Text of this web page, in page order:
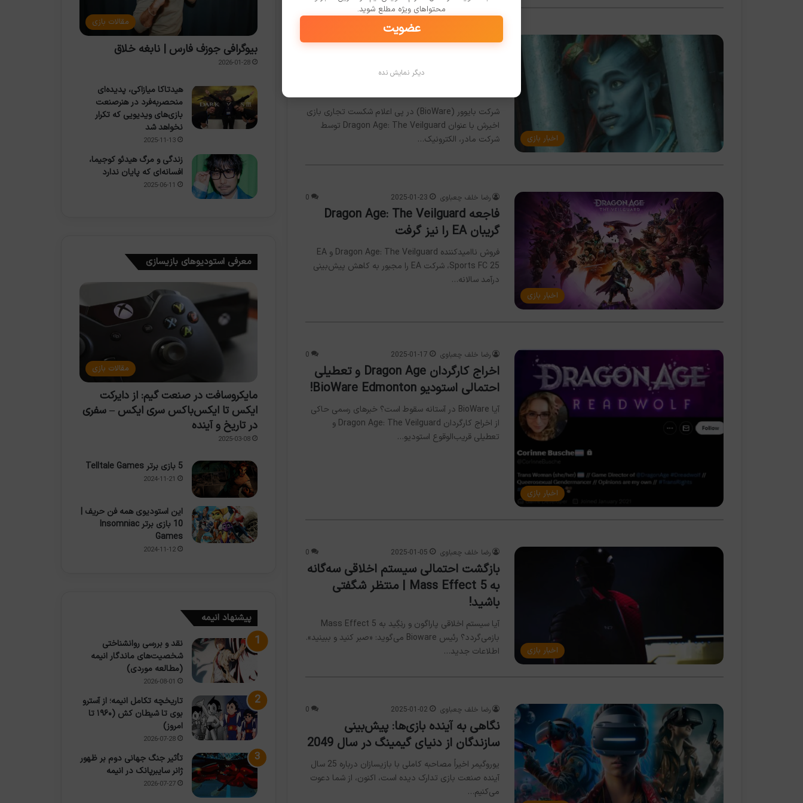
اخبار بازی
رضا خلف چعباوی 2025-01-30
0
Age: The Veilguard تعدیل نیرو و
شرکت بایوور (BioWare) در پی اعلام شکست تجاری بازی
اخیرش با عنوان Dragon Age: The Veilguard توسط
شرکت مادر، الکترونیک…
اخبار بازی
رضا خلف چعباوی 2025-01-23
0
فاجعه Dragon Age: The Veilguard
گریبان EA را نیز گرفت
فروش ناامیدکننده Dragon Age: The Veilguard و EA
Sports FC 25، شرکت EA را مجبور به کاهش پیش‌بینی
درآمد سالانه…
اخبار بازی
رضا خلف چعباوی 2025-01-17
0
اخراج کارگردان Dragon Age و تعطیلی
احتمالی استودیو BioWare Edmonton!
آیا BioWare در آستانه سقوط است؟ خبرهای رسمی حاکی
از اخراج کارگردان Dragon Age: The Veilguard و
تعطیلی قریب‌الوقوع استودیو…
اخبار بازی
رضا خلف چعباوی 2025-01-05
0
بازگشت احتمالی سیستم اخلاقی سه‌گانه
به Mass Effect 5 | منتظر شگفتی
باشید!
آیا سیستم اخلاقی پاراگون و رنِگِید به Mass Effect 5
بازمی‌گردد؟ رئیس Bioware می‌گوید: «صبر کنید و ببینید».
اطلاعات جدید…
رضا خلف چعباوی 2025-01-02
0
نگاهی به آینده بازی‌ها: پیش‌بینی
سازندگان از دنیای گیمینگ در سال 2049
یوروگیمر اخیراً مصاحبه کاملی با بازیسازان درباره 25 سال
آینده صنعت بازی تدارک دیده است، اکنون، از شما دعوت
می‌کنیم…
مقالات بازی
بیوگرافی جوزف فارس | نابغه خلاق
2026-01-28
هیدتاکا میازاکی، پدیده‌ای
منحصربه‌فرد در هنرصنعت
بازی‌های ویدیویی که تکرار
نخواهد شد
2025-11-13
زندگی و مرگ هیدئو کوجیما،
افسانه‌ای که پایان ندارد
2025-06-11
معرفی استودیوهای بازیسازی
مقالات بازی
مایکروسافت در صنعت گیم: از دایرکت
ایکس تا ایکس‌باکس سری ایکس – سفری
در تاریخ و آینده
2025-03-08
5 بازی برتر Telltale Games
2024-11-21
این استودیوی همه فن حریف |
10 بازی برتر Insomniac
Games
2024-11-12
پیشنهاد انیمه
نقد و بررسی روانشناختی
شخصیت‌های ماندگار انیمه
(مطالعه موردی)
2026-08-01
تاریخچه تکامل انیمه؛ از آسترو
بوی تا شیطان کش (۱۹۶۰ تا
امروز)
2026-07-28
تأثیر جنگ جهانی دوم بر ظهور
ژانر سایبرپانک در انیمه
2026-07-27
محتواهای ویژه مطلع شوید.
عضویت
دیگر نمایش نده